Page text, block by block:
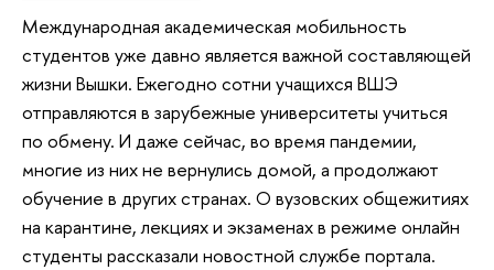
Международная академическая мобильность
студентов уже давно является важной составляющей
жизни Вышки. Ежегодно сотни учащихся ВШЭ
отправляются в зарубежные университеты учиться
по обмену. И даже сейчас, во время пандемии,
многие из них не вернулись домой, а продолжают
обучение в других странах. О вузовских общежитиях
на карантине, лекциях и экзаменах в режиме онлайн
студенты рассказали новостной службе портала.